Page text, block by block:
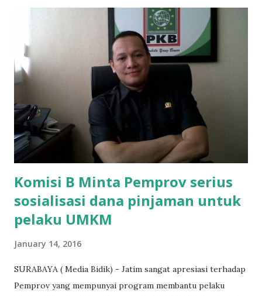
Mujib menambahkan, akhirnya terpaksa ortu nya pinjam
uang tetangga 500 ribu, agar anaknya bisa ikut ujian.
"Kasihan dia sudah tidak punya ayah, ibunya saudara saya,
kerja sebagai pembantu rumah tangga. Tolong dibantu mas,
agar uang bisa kembali,"ungkapnya. Perihal adanya
penarikan uang iuran untuk pembangunan gedung sekolah,
dibenarkan oleh Atika Fadhilah siswa kelas XI saat
diwawancarai. "Benar, bilangnya wajib Rp 1,5 juta dan waktu
terakh...
Komisi B Minta Pemprov serius
sosialisasi dana pinjaman untuk
pelaku UMKM
January 14, 2016
SURABAYA ( Media Bidik) - Jatim sangat apresiasi terhadap
Pemprov yang mempunyai program membantu pelaku